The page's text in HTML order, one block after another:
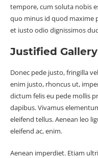
tempore, cum soluta nobis
quo minus id quod maxime
et iusto odio dignissimos
Justified Gallery
Donec pede justo, fringilla
enim justo, rhoncus ut,
dictum felis eu pede mollis
dapibus. Vivamus
eleifend tellus. Aenean leo
eleifend ac, enim.
Aenean imperdiet. Etiam